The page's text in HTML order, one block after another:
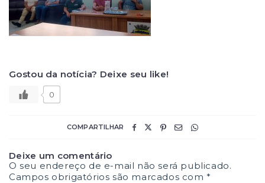
Gostou da notícia? Deixe seu like!
0
COMPARTILHAR
Deixe um comentário
O seu endereço de e-mail não será publicado.
Campos obrigatórios são marcados com*